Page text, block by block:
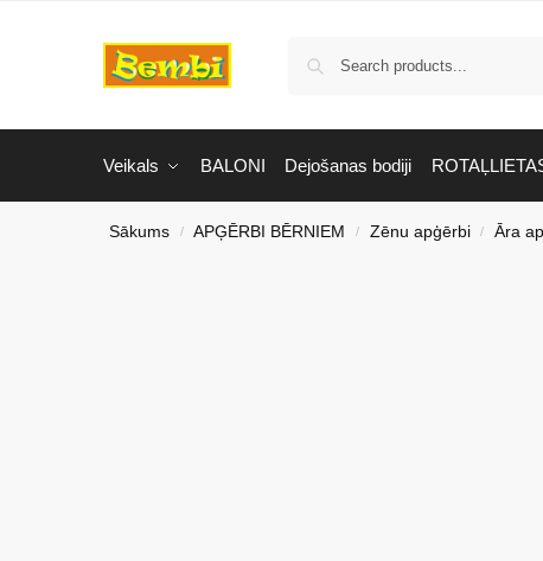
Veikals BALONI Dejošanas bodiji
Sākums / APĢĒRBI BĒRNIEM / Zēnu apģērbi / Āra